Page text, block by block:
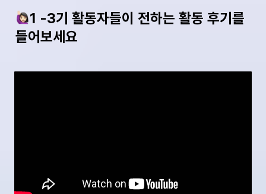
1 -3기 활동자들이 전하는 활동 후기를
들어보세요